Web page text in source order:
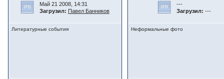
Май 21 2008, 14:31
Загрузил: Павел Банников
Литературные события
---
Загрузил: ---
Неформальные фото